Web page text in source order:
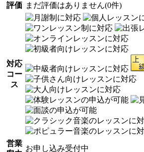
評価 まだ評価はありません(0件)
対応
コー
ス
営業
お申し込み受付中